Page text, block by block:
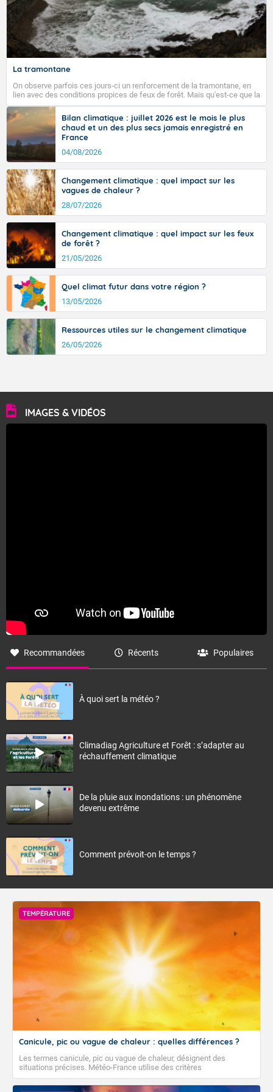
La tramontane
On observe parfois ces jours-ci un renforcement de la tramontane, en
lien avec des conditions propices de feux de forêt. Mais qu'est-ce que la
tramontane ? Quelles sont ses caractéristiques ? La tramontane est un
vent turbulent soufflant de secteur nord-ouest à nord, ou ouest à nord-
ouest, dans un secteur qui part du Roussillon à la vallée de l’Aude et à
l’ouest de l’Hérault. L’étymologie de ce vent vient du latin trasmontanus,
signifiant au-delà des monts, en allusion aux régions montagneuses
d’où provient ce vent.
Bilan climatique : juillet 2026 est le mois le plus
chaud et un des plus secs jamais enregistré en
France
04/08/2026
Changement climatique : quel impact sur les
vagues de chaleur ?
28/07/2026
Changement climatique : quel impact sur les feux
de forêt ?
21/05/2026
Quel climat futur dans votre région ?
13/05/2026
Ressources utiles sur le changement climatique
26/05/2026
IMAGES & VIDÉOS
Recommandées Récents Populaires
À quoi sert la météo ?
Climadiag Agriculture et Forêt : s’adapter au
réchauffement climatique
De la pluie aux inondations : un phénomène
devenu extrême
Comment prévoit-on le temps ?
TEMPÉRATURE
Canicule, pic ou vague de chaleur : quelles différences ?
Les termes canicule, pic ou vague de chaleur, désignent des
situations précises. Météo-France utilise des critères
climatologiques pour évaluer et qualifier les épisodes de chaleur qui
peuvent avoir des impacts sanitaires et socio-économiques